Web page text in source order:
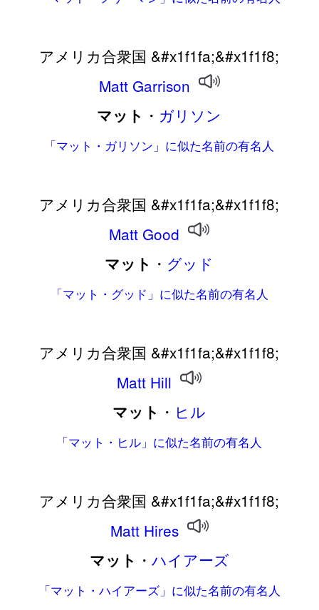
アメリカ合衆国 &#x1f1fa;&#x1f1f8;
Matt Garrison
マット ・ ガリソン
「マット・ガリソン」に似た名前の有名人
アメリカ合衆国 &#x1f1fa;&#x1f1f8;
Matt Good
マット ・ グッド
「マット・グッド」に似た名前の有名人
アメリカ合衆国 &#x1f1fa;&#x1f1f8;
Matt Hill
マット ・ ヒル
「マット・ヒル」に似た名前の有名人
アメリカ合衆国 &#x1f1fa;&#x1f1f8;
Matt Hires
マット ・ ハイアーズ
「マット・ハイアーズ」に似た名前の有名人